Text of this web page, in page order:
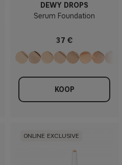
DEWY DROPS
Serum Foundation
37 €
KOOP
ONLINE EXCLUSIVE